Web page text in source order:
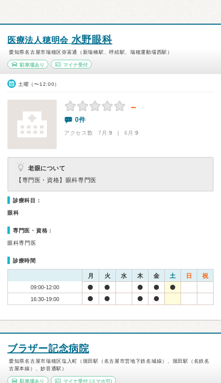
医療法人穂明会 水野眼科
愛知県名古屋市瑞穂区弥富通（新瑞橋駅、呼続駅、瑞穂運動場西駅）
駐車場あり マイナ受付
土曜（〜12:00）
－
0件
アクセス数 7月:9 | 6月:9
老眼について
【専門医・資格】 眼科専門医
診療科目：
眼科
専門医・資格：
眼科専門医
診療時間
月 火 水 木 金 土 日 祝
09:00-12:00
16:30-19:00
ブラザー記念病院
愛知県名古屋市瑞穂区塩入町（堀田駅（名古屋市営地下鉄名城線）、堀田駅（名鉄名
古屋本線）、妙音通駅）
駐車場あり マイナ受付(スマホ可)